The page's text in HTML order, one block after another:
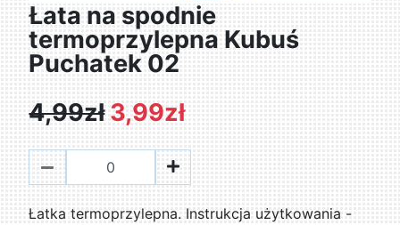
Łata na spodnie
termoprzylepna Kubuś
Puchatek 02
4,99zł 3,99zł
Łatka termoprzylepna. Instrukcja użytkowania -